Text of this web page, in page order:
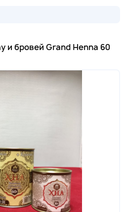
и бровей Grand Henna 60